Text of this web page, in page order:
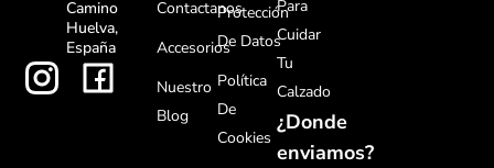
Camino
Huelva,
España
Contactanos
Accesorios
Nuestro
Blog
Protección
De Datos
Política
De
Cookies
Para
Cuidar
Tu
Calzado
¿Donde
enviamos?